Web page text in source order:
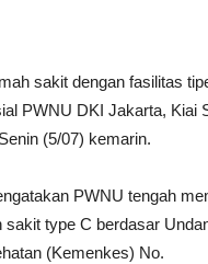
sakit dengan fasilitas
PWNU DKI Jakarta, Kiai
(5/07) kemarin.
PWNU tengah
sakit type C berdasar
(Kemenkes) No.